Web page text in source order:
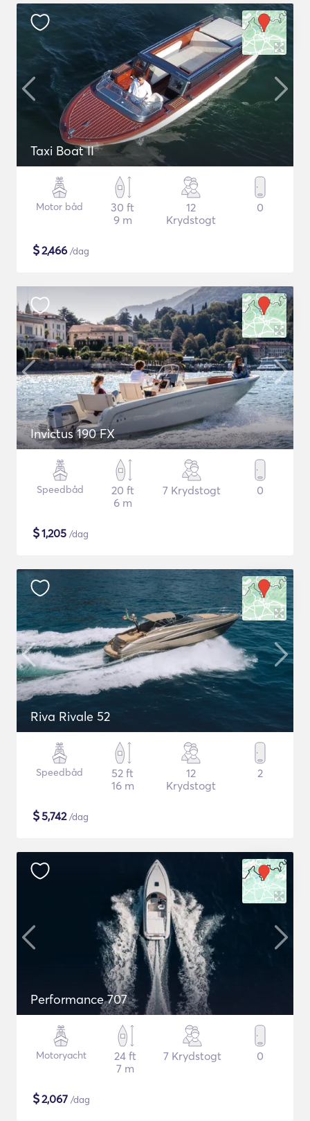
Taxi Boat II
Motor båd
30 ft
9 m
12
Krydstogt
0
$2,466 /dag
Invictus 190 FX
Speedbåd
20 ft
6 m
7 Krydstogt 0
$1,205 /dag
Riva Rivale 52
Speedbåd
52 ft
16 m
12
Krydstogt
2
$5,742/dag
Performance 707
Motoryacht
24 ft
7 m
7 Krydstogt 0
$2,067 /dag